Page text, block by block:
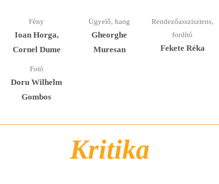
Fény
Ioan Horga,
Cornel Dume
Ügyelő, hang
Gheorghe
Muresan
Rendezőasszisztens,
fordító
Fekete Réka
Fotó
Doru Wilhelm
Gombos
Kritika